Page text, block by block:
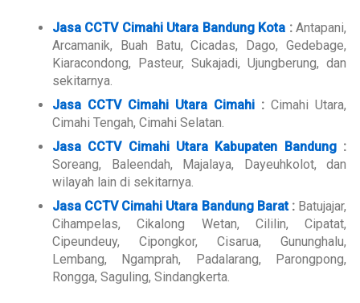
Jasa CCTV Cimahi Utara Bandung Kota :Antapani,
Arcamanik, Buah Batu, Cicadas, Dago, Gedebage,
Kiaracondong, Pasteur, Sukajadi, Ujungberung, dan
sekitarnya.
Jasa CCTV Cimahi Utara Cimahi : Cimahi Utara,
Cimahi Tengah, Cimahi Selatan.
Jasa CCTV Cimahi Utara Kabupaten Bandung :
Soreang, Baleendah, Majalaya, Dayeuhkolot, dan
wilayah lain di sekitarnya.
Jasa CCTV Cimahi Utara Bandung Barat :Batujajar,
Cihampelas, Cikalong Wetan, Cililin, Cipatat,
Cipeundeuy, Cipongkor, Cisarua, Gununghalu,
Lembang, Ngamprah, Padalarang, Parongpong,
Rongga, Saguling, Sindangkerta.